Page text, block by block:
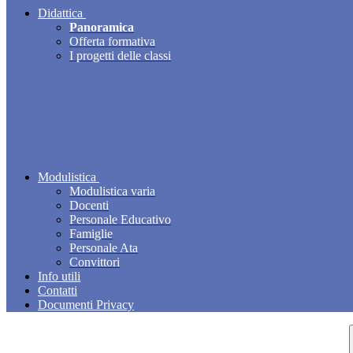
Didattica
Panoramica
Offerta formativa
I progetti delle classi
Modulistica
Modulistica varia
Docenti
Personale Educativo
Famiglie
Personale Ata
Convittori
Info utili
Contatti
Documenti Privacy